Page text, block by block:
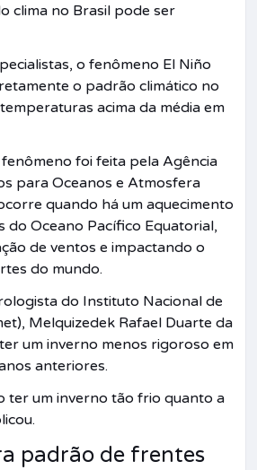
clima no Brasil pode ser
o fenômeno El Niño
o padrão climático no
acima da média em
foi feita pela Agência
para Oceanos e Atmosfera
quando há um aquecimento
do Oceano Pacífico Equatorial,
de ventos e impactando o
do mundo.
do Instituto Nacional de
Melquizedek Rafael Duarte da
um inverno menos rigoroso em
anteriores.
ter um inverno tão frio quanto a
padrão de frentes